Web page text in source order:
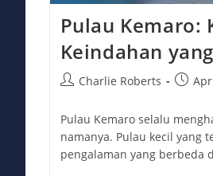
Pulau Kemaro:
Keindahan
PostCharlie Roberts
Post
Pulau Kemaro selalu
namanya. Pulau kecil yang
pengalaman yang berbeda